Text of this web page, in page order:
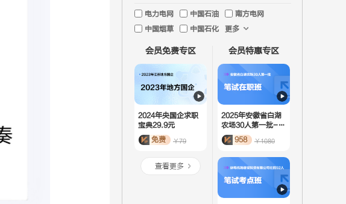
电力电网 中国石油
南方电网
中国烟草
中国石化 更多
会员免费专区
2024年央国企求职
宝典29.9元
免费
￥79
查看更多
会员特惠专区
2025年安徽省白湖
农场30人第一批-笔
试在职班
958 ￥1080